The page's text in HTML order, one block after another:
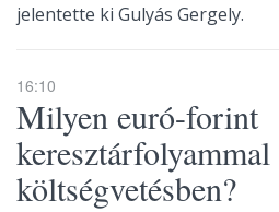
jelentette ki Gulyás Gergely.
16:10
Milyen euró-forint
költségvetésben?